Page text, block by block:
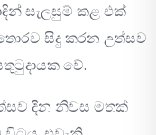
සැලසුම් කළ එක්
සිදු කරන උත්සව
වේ.
දින නිවස මතක්